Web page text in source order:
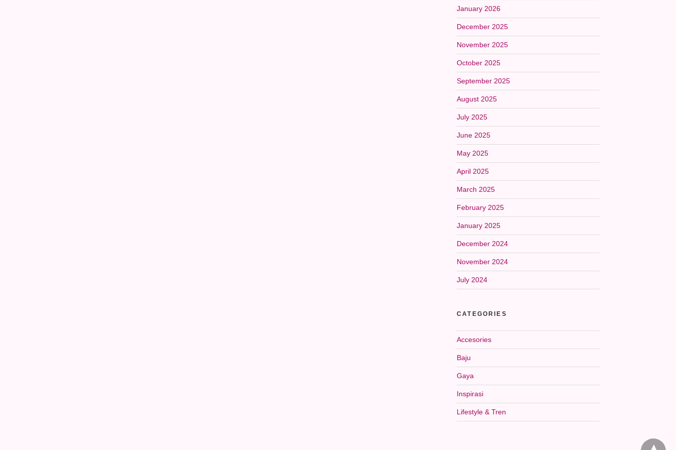
January 2026
December 2025
November 2025
October 2025
September 2025
August 2025
July 2025
June 2025
May 2025
April 2025
March 2025
February 2025
January 2025
December 2024
November 2024
July 2024
CATEGORIES
Accesories
Baju
Gaya
Inspirasi
Lifestyle & Tren